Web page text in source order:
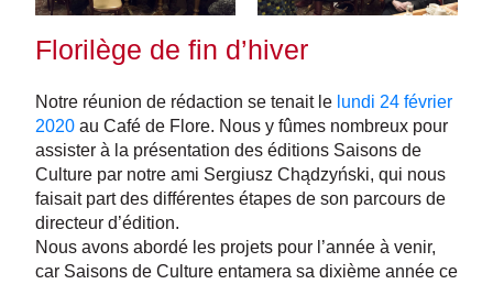
Florilège de fin d’hiver
Notre réunion de rédaction se tenait le lundi 24 février
2020 au Café de Flore. Nous y fûmes nombreux pour
assister à la présentation des éditions Saisons de
Culture par notre ami Sergiusz Chądzyński, qui nous
faisait part des différentes étapes de son parcours de
directeur d’édition.
Nous avons abordé les projets pour l’année à venir,
car Saisons de Culture entamera sa dixième année ce